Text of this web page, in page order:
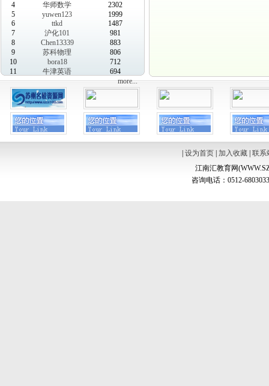
4
华师数学
2302
5
yuwen123
1999
6
ttkd
1487
7
沪化101
981
8
Chen13339
883
9
苏科物理
806
10
bora18
712
11
牛津英语
694
more...
设为首页| 加入收藏| 联系
江南汇教育网
咨询电话：0512-